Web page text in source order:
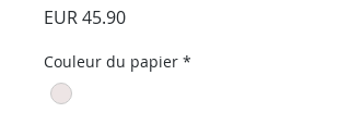
EUR 45.90Precio
Couleur du papier *